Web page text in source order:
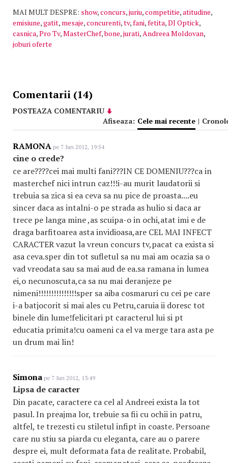
MAI MULT DESPRE: show,concurs,juriu,competitie,atitudine,
emisiune,gatit, mesaje,concurenti,tv,fani,fetita,DJ Optick,
casnica,Pro Tv,MasterChef,bone,jurati,Andreea Moldovan,
joburi oferte
Comentarii (14)
POSTEAZA COMENTARIU
Afiseaza: Cele mai recente |
RAMONA pe 7 Iun 2012, 19:54
cine o crede?
ce are????cei mai multi fani???IN CE DOMENIU???ca in
masterchef nici intrun caz!!!i-au murit laudatorii si
trebuia sa zica si ea ceva sa nu pice de proasta....eu
sincer daca as intalni-o pe strada as hulio si daca ar
trece pe langa mine ,as scuipa-o in ochi,atat imi e de
draga barfitoarea asta invidioasa,are CEL MAI INFECT
CARACTER vazut la vreun concurs tv,pacat ca exista si
asa ceva.sper din tot sufletul sa nu mai am ocazia sa o
vad vreodata sau sa mai aud de ea.sa ramana in lumea
ei,o necunoscuta,ca sa nu mai deranjeze pe
nimeni!!!!!!!!!!!!!!!sper sa aiba cosmaruri cu cei pe care
i-a batjocorit si mai ales cu Petru,caruia ii doresc tot
binele din lume!felicitari pt caracterul lui si pt
educatia primita!cu oameni ca el va merge tara asta pe
un drum mai lin!
Simona pe 7 Iun 2012, 13:49
Lipsa de caracter
Din pacate, caractere ca cel al Andreei exista la tot
pasul. In preajma lor, trebuie sa fii cu ochii in patru,
altfel, te trezesti cu stiletul infipt in coaste. Persoane
care nu stiu sa piarda cu eleganta, care au o parere
despre ei, mult deformata fata de realitate. Probabil,